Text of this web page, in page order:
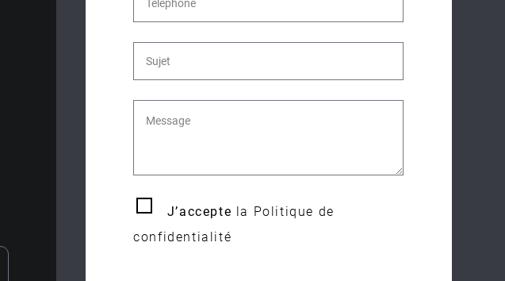
J’accepte la Politique de
confidentialité